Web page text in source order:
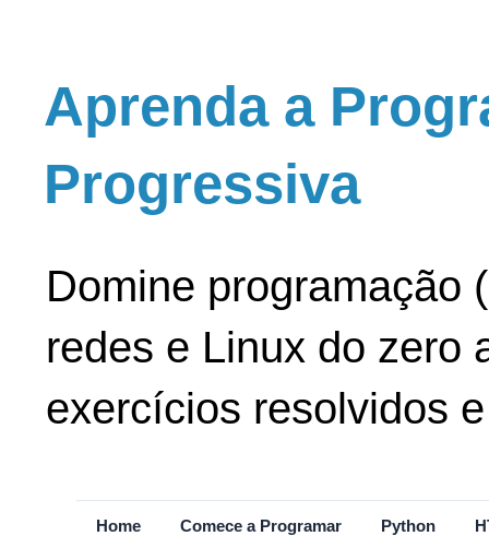
Aprenda a
Progressiva
Domine programação
redes e Linux do zero
exercícios resolvidos
Home Comece a Programar Python